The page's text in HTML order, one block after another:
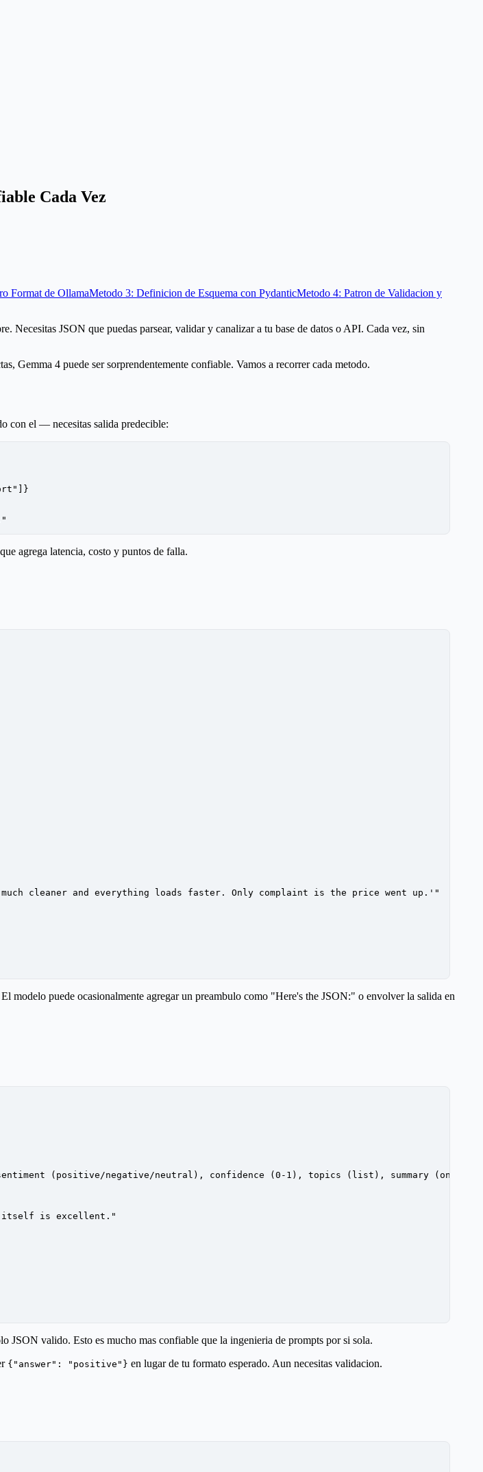
Cada Vez
Format de OllamaMetodo 3: Definicion de Esquema con PydanticMetodo 4: Patron de Validacion y
Necesitas JSON que puedas parsear, validar y canalizar a tu base de datos o API. Cada vez, sin
Gemma 4 puede ser sorprendentemente confiable. Vamos a recorrer cada metodo.
con el — necesitas salida predecible:
]}
agrega latencia, costo y puntos de falla.
cleaner and everything loads faster. Only complaint is the price went up.'"
puede ocasionalmente agregar un preambulo como "Here's the JSON:" o envolver la salida en
(positive/negative/neutral), confidence (0-1), topics (list), summary (one
itself is excellent."
JSON valido. Esto es mucho mas confiable que la ingenieria de prompts por si sola.
{"answer": "positive"} en lugar de tu formato esperado. Aun necesitas validacion.